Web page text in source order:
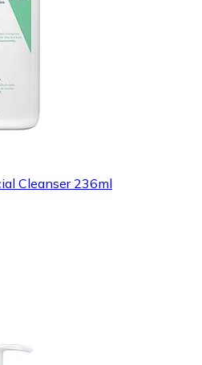
Cleanser 236ml